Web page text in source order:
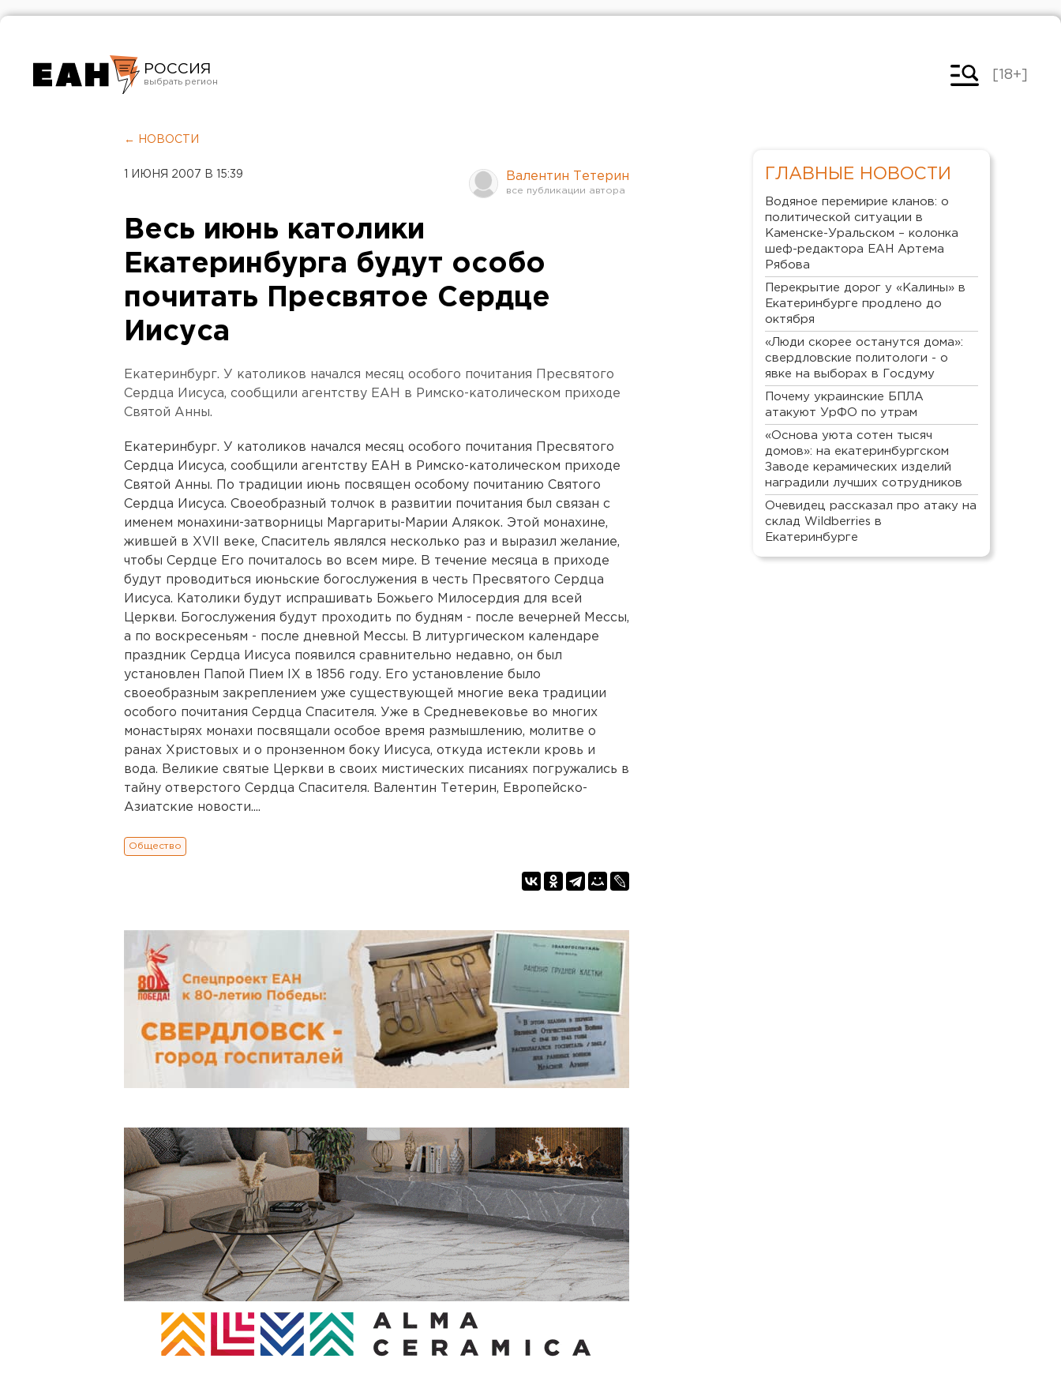
РОССИЯ
Челябинск
[18+]
← НОВОСТИ
1 ИЮНЯ 2007 В 15:39 Валентин Тетерин
Весь июнь католики
Екатеринбурга будут особо
почитать Пресвятое Сердце
Иисуса
Екатеринбург. У католиков начался месяц особого почитания Пресвятого
Сердца Иисуса, сообщили агентству ЕАН в Римско-католическом приходе
Святой Анны.
Екатеринбург. У католиков начался месяц особого почитания Пресвятого
Сердца Иисуса, сообщили агентству ЕАН в Римско-католическом приходе
Святой Анны. По традиции июнь посвящен особому почитанию Святого
Сердца Иисуса. Своеобразный толчок в развитии почитания был связан с
именем монахини-затворницы Маргариты-Марии Алякок. Этой монахине,
жившей в XVII веке, Спаситель являлся несколько раз и выразил желание,
чтобы Сердце Его почиталось во всем мире. В течение месяца в приходе
будут проводиться июньские богослужения в честь Пресвятого Сердца
Иисуса. Католики будут испрашивать Божьего Милосердия для всей
Церкви. Богослужения будут проходить по будням - после вечерней Мессы,
а по воскресеньям - после дневной Мессы. В литургическом календаре
праздник Сердца Иисуса появился сравнительно недавно, он был
установлен Папой Пием IX в 1856 году. Его установление было
своеобразным закреплением уже существующей многие века традиции
особого почитания Сердца Спасителя. Уже в Средневековье во многих
монастырях монахи посвящали особое время размышлению, молитве о
ранах Христовых и о пронзенном боку Иисуса, откуда истекли кровь и
вода. Великие святые Церкви в своих мистических писаниях погружались в
тайну отверстого Сердца Спасителя. Валентин Тетерин, Европейско-
Азиатские новости....
Общество
ГЛАВНЫЕ НОВОСТИ
Водяное перемирие кланов: о
политической ситуации в
Каменске-Уральском – колонка
шеф-редактора ЕАН Артема
Рябова
Перекрытие дорог у «Калины» в
Екатеринбурге продлено до
октября
«Люди скорее останутся дома»:
свердловские политологи - о
явке на выборах в Госдуму
Почему украинские БПЛА
атакуют УрФО по утрам
«Основа уюта сотен тысяч
домов»: на екатеринбургском
Заводе керамических изделий
наградили лучших сотрудников
Очевидец рассказал про атаку на
склад Wildberries в
Екатеринбурге